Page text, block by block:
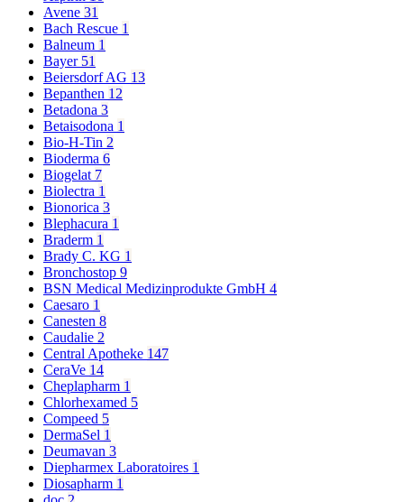
Avene 31
Bach Rescue 1
Balneum 1
Bayer 51
Beiersdorf AG 13
Bepanthen 12
Betadona 3
Betaisodona 1
Bio-H-Tin 2
Bioderma 6
Biogelat 7
Biolectra 1
Bionorica 3
Blephacura 1
Braderm 1
Brady C. KG 1
Bronchostop 9
BSN Medical Medizinprodukte GmbH 4
Caesaro 1
Canesten 8
Caudalie 2
Central Apotheke 147
CeraVe 14
Cheplapharm 1
Chlorhexamed 5
Compeed 5
DermaSel 1
Deumavan 3
Diepharmex Laboratoires 1
Diosapharm 1